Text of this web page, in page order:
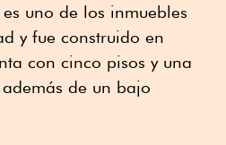
uno de los inmuebles
y fue construido en
con cinco pisos y una
de un bajo